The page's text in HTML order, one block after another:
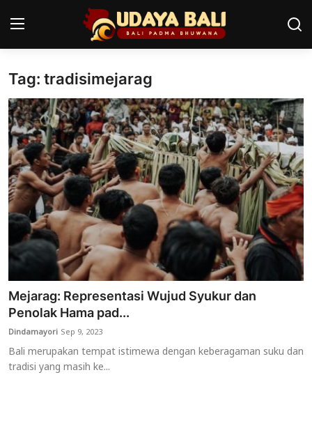
Home
Pura
Desa Adat
Tradisi
Kearifan lokal
Alam Bali
Kisah
Usadha
Indonesia
Tag: tradisimejarag
Mejarag: Representasi Wujud Syukur dan
Penolak Hama pad...
Dindamayori Sep 9, 2023
Bali merupakan tempat istimewa dengan keberagaman suku dan
tradisi yang masih ke...